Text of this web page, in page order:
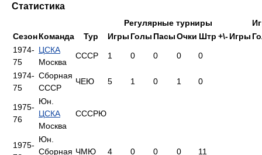
Статистика
Регулярные турниры
СезонКоманда Тур Игры Голы ПасыОчки Штр +\-Игры
1974-
75
ЦСКА
Москва
СССР 1 0 0 0 0
1974-
75
Сборная
СССР
ЧЕЮ 5 1 0 1 0
1975-
76
Юн.
ЦСКА
Москва
СССРЮ
1975-
Юн.
Сборная ЧМЮ 4 0 0 0 11